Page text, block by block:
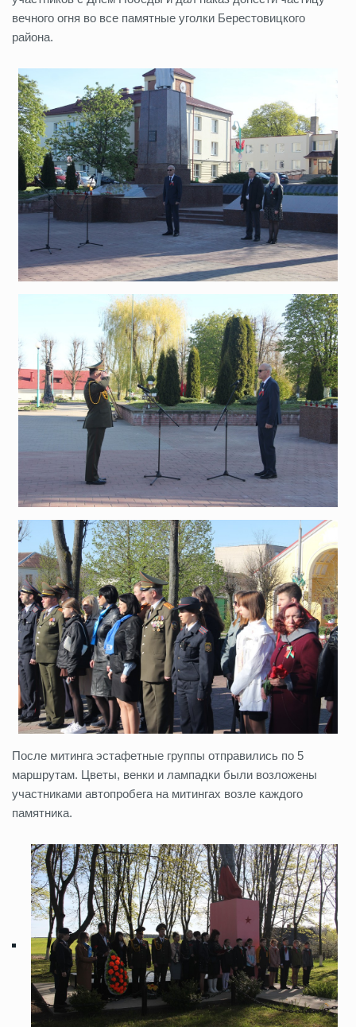
вечного огня во все памятные уголки Берестовицкого
района.
После митинга эстафетные группы отправились по 5
маршрутам. Цветы, венки и лампадки были возложены
участниками автопробега на митингах возле каждого
памятника.